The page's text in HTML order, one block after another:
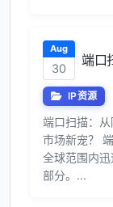
Aug
30
端口
IP资源
端口扫描：
市场新宠？
全球范围内
部分。...